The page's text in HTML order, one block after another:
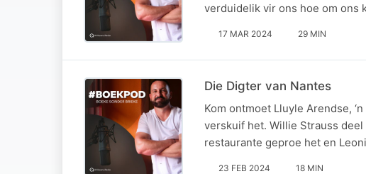
verduidelik vir ons hoe om ons
17 MAR 2024 29 MIN
Die Digter van Nantes
Kom ontmoet Lluyle Arendse,
verskuif het. Willie Strauss
restaurante geproe het en
23 FEB 2024 18 MIN